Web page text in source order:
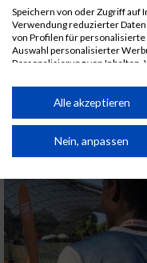
Speichern von oder Zugriff auf
Verwendung reduzierter
von Profilen für
Auswahl personalisierter
Personalisierung von Inhalten.
Performance von Inhalten.
Kombinationen von Daten aus
von Inhalten.
Daten können außerhalb der
Website/App.
Partnerliste anzeigen (1
Wir nutzen Ihre Daten für
IAB-Verarbeitungszwecke:
Alle akzeptieren
Nein, anpassen